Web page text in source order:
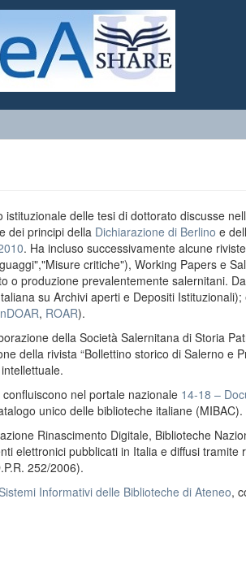
delle tesi di dottorato discusse
dei principi della Dichiarazione di Berlino e
. Ha incluso successivamente alcune riviste
critiche"), Working Papers e
o produzione prevalentemente salernitani.
su Archivi aperti e Depositi Istituzionali);
, ROAR).
della Società Salernitana di Storia
della rivista “Bollettino storico di Salerno e
confluiscono nel portale nazionale 14-18 –
unico delle biblioteche italiane (MIBAC).
Rinascimento Digitale, Biblioteche
elettronici pubblicati in Italia e diffusi tramite
252/2006).
Informativi delle Biblioteche di Ateneo,